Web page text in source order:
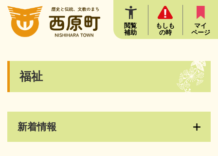
メニューを飛ばして本文へ
閲覧
補助
もしも
の時
マイ
ページ
福祉
新着情報